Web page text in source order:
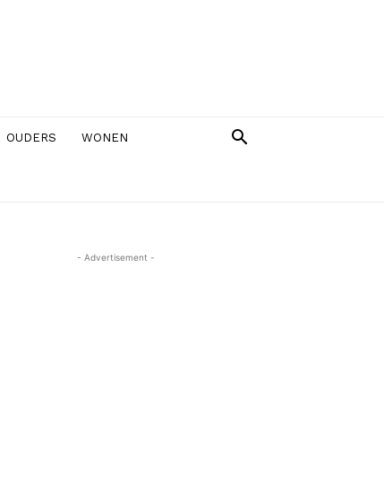
OUDERS WONEN
- Advertisement -